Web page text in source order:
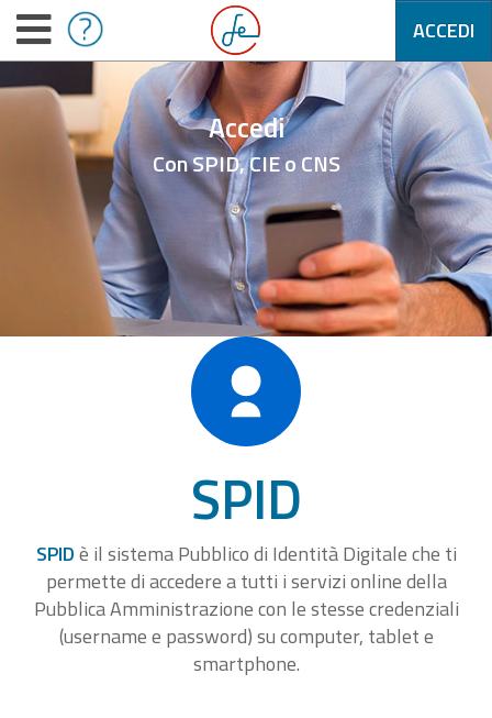
ACCEDI
Accedi
Con SPID, CIE o CNS
SPID
SPIDè il sistema Pubblico di Identità Digitale che ti
permette di accedere a tutti i servizi online della
Pubblica Amministrazione con le stesse credenziali
(username e password) su computer, tablet e
smartphone.